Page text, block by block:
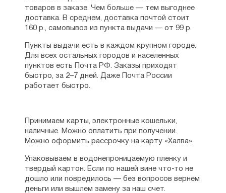
товаров в заказе. Чем больше — тем выгоднее
доставка. В среднем, доставка почтой стоит
160 р., самовывоз из пункта выдачи — от 99 р.
Пункты выдачи есть в каждом крупном городе.
Для всех остальных городов и населенных
пунктов есть Почта РФ. Заказы приходят
быстро, за 2–7 дней. Даже Почта России
работает быстро.
Принимаем карты, электронные кошельки,
наличные. Можно оплатить при получении.
Можно оформить рассрочку на карту «Халва».
Упаковываем в водонепроницаемую пленку и
твердый картон. Если по нашей вине что-то не
дошло или повредилось — без вопросов вернем
деньги или вышлем замену за наш счет.